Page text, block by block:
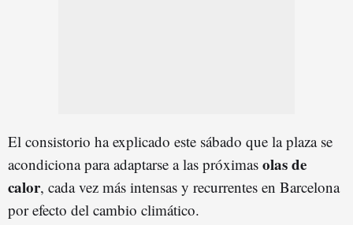
El consistorio ha explicado este sábado que la plaza se
acondiciona para adaptarse a las próximas olas de
calor, cada vez más intensas y recurrentes en Barcelona
por efecto del cambio climático.